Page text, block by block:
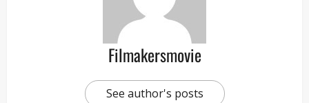
Filmakersmovie
See author's posts